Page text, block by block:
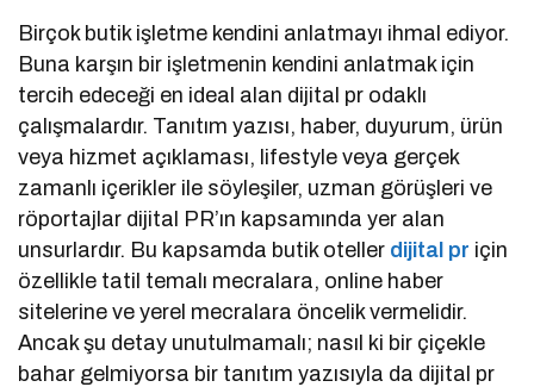
Birçok butik işletme kendini anlatmayı ihmal ediyor.
Buna karşın bir işletmenin kendini anlatmak için
tercih edeceği en ideal alan dijital pr odaklı
çalışmalardır. Tanıtım yazısı, haber, duyurum, ürün
veya hizmet açıklaması, lifestyle veya gerçek
zamanlı içerikler ile söyleşiler, uzman görüşleri ve
röportajlar dijital PR’ın kapsamında yer alan
unsurlardır. Bu kapsamda butik oteller dijital pr için
özellikle tatil temalı mecralara, online haber
sitelerine ve yerel mecralara öncelik vermelidir.
Ancak şu detay unutulmamalı; nasıl ki bir çiçekle
bahar gelmiyorsa bir tanıtım yazısıyla da dijital pr